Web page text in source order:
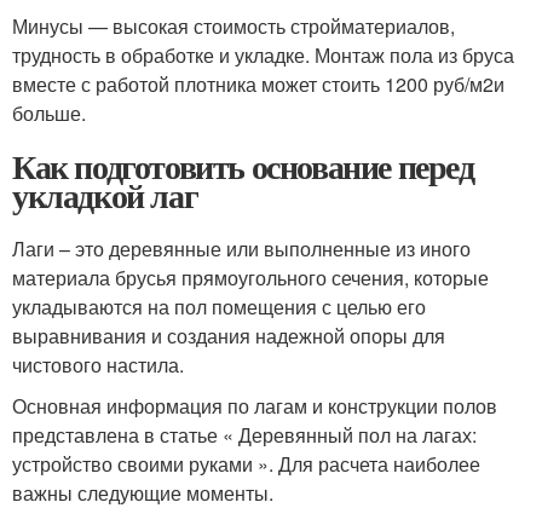
Минусы — высокая стоимость стройматериалов,
трудность в обработке и укладке. Монтаж пола из бруса
вместе с работой плотника может стоить 1200 руб/м2и
больше.
Как подготовить основание перед
укладкой лаг
Лаги – это деревянные или выполненные из иного
материала брусья прямоугольного сечения, которые
укладываются на пол помещения с целью его
выравнивания и создания надежной опоры для
чистового настила.
Основная информация по лагам и конструкции полов
представлена в статье « Деревянный пол на лагах:
устройство своими руками ». Для расчета наиболее
важны следующие моменты.